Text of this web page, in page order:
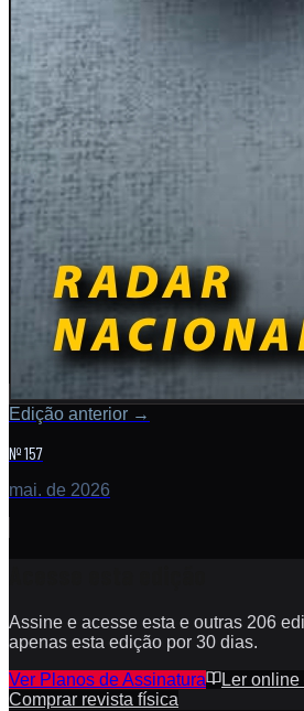
Edição anterior →
Nº 157
mai. de 2026
Assine e acesse esta e outras 206
apenas esta edição por 30 dias.
Ver Planos de Assinatura
Ler
Comprar revista física